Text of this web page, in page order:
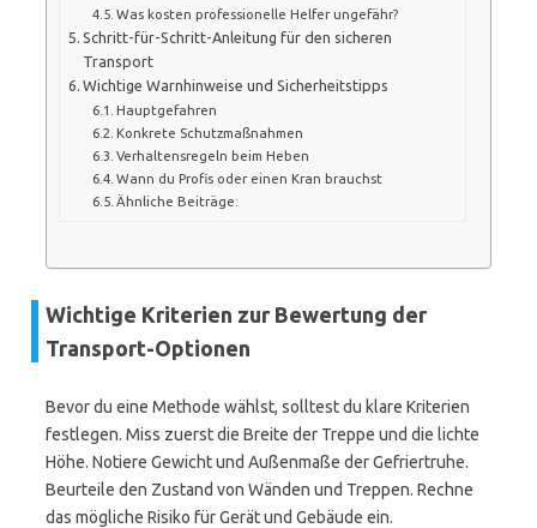
Was kosten professionelle Helfer ungefähr?
Schritt-für-Schritt-Anleitung für den sicheren
Transport
Wichtige Warnhinweise und Sicherheitstipps
Hauptgefahren
Konkrete Schutzmaßnahmen
Verhaltensregeln beim Heben
Wann du Profis oder einen Kran brauchst
Ähnliche Beiträge:
Wichtige Kriterien zur Bewertung der
Transport-Optionen
Bevor du eine Methode wählst, solltest du klare Kriterien
festlegen. Miss zuerst die Breite der Treppe und die lichte
Höhe. Notiere Gewicht und Außenmaße der Gefriertruhe.
Beurteile den Zustand von Wänden und Treppen. Rechne
das mögliche Risiko für Gerät und Gebäude ein.